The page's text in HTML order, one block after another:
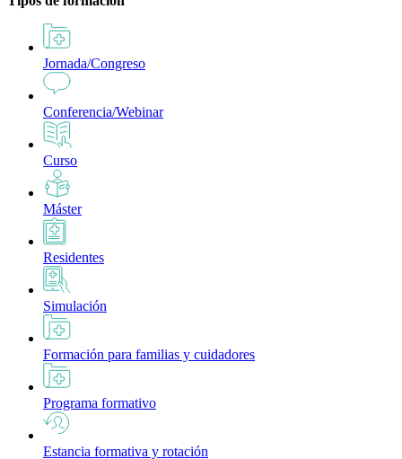
Jornada/Congreso
Conferencia/Webinar
Curso
Máster
Residentes
Simulación
Formación para familias y cuidadores
Programa formativo
Estancia formativa y rotación